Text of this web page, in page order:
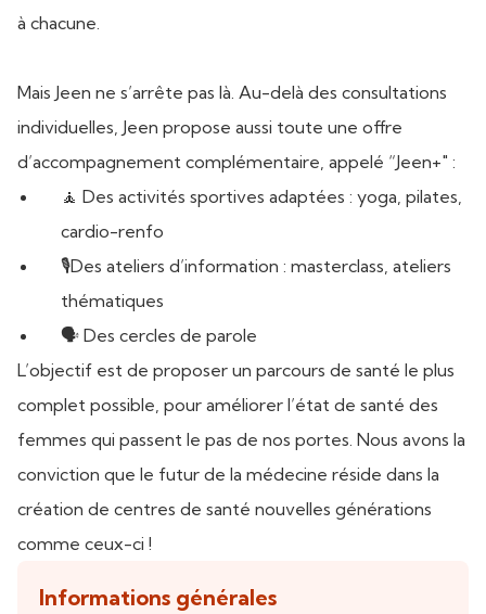
à chacune.
Mais Jeen ne s’arrête pas là. Au-delà des consultations
individuelles, Jeen propose aussi toute une offre
d’accompagnement complémentaire, appelé “Jeen+" :
🧘 Des activités sportives adaptées : yoga, pilates,
cardio-renfo
🎙️Des ateliers d’information : masterclass, ateliers
thématiques
🗣️ Des cercles de parole
L’objectif est de proposer un parcours de santé le plus
complet possible, pour améliorer l’état de santé des
femmes qui passent le pas de nos portes. Nous avons la
conviction que le futur de la médecine réside dans la
création de centres de santé nouvelles générations
comme ceux-ci !
Informations générales